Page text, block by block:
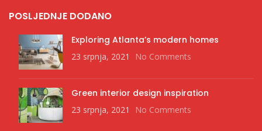
POSLJEDNJE DODANO
Exploring Atlanta’s modern homes
23 srpnja, 2021 No Comments
Green interior design inspiration
23 srpnja, 2021 No Comments